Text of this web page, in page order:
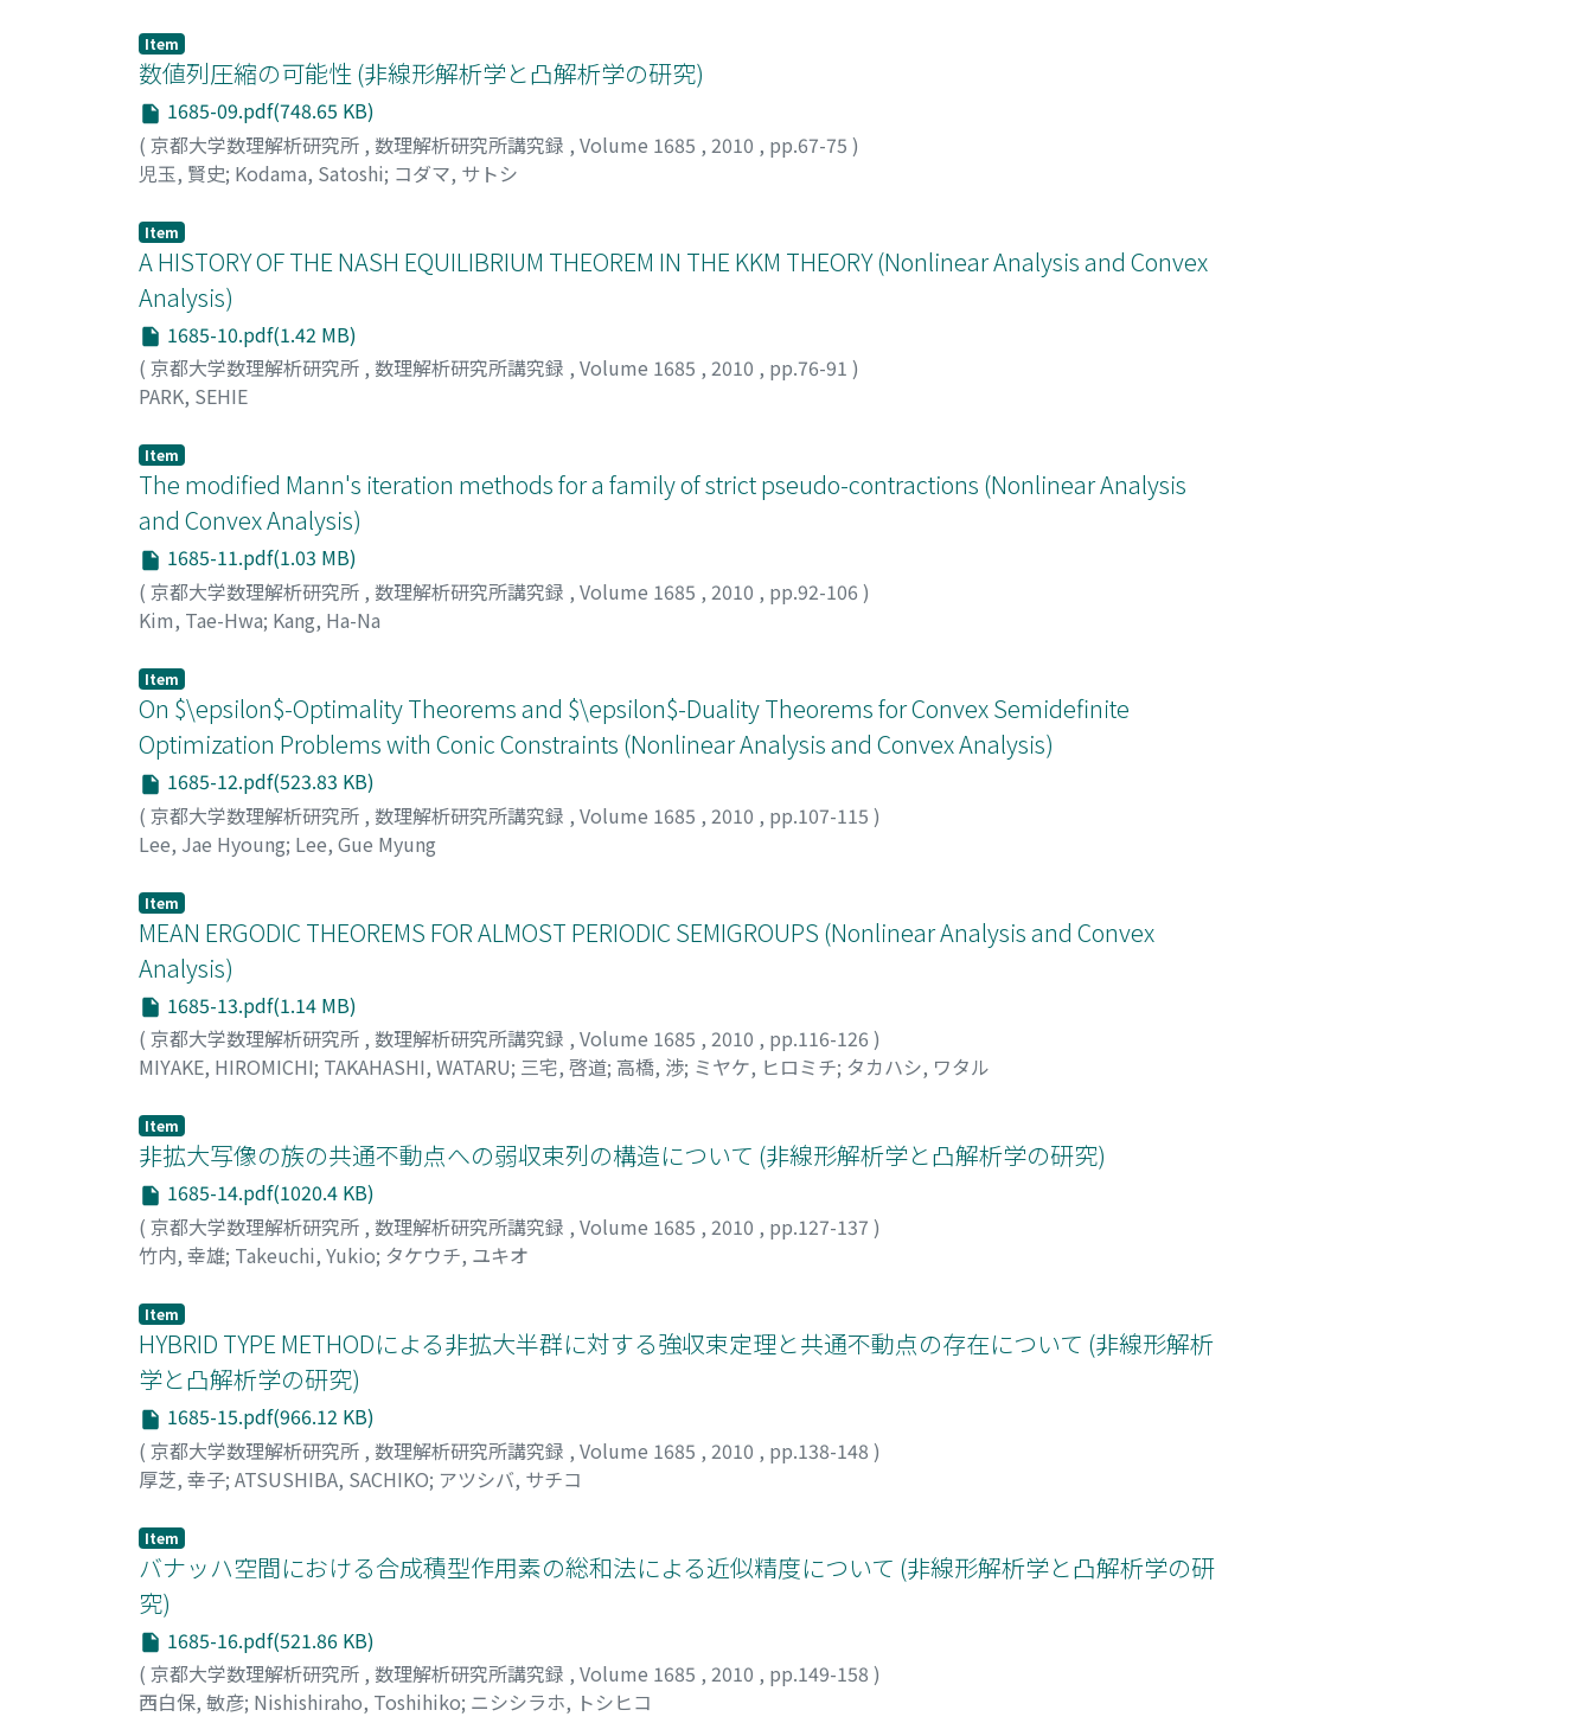
Item
数値列圧縮の可能性 (非線形解析学と凸解析学の研究)
1685-09.pdf(748.65 KB)
( 京都大学数理解析研究所 , 数理解析研究所講究録 , Volume 1685 , 2010 , pp.67-75 )
児玉, 賢史; Kodama, Satoshi; コダマ, サトシ
Item
A HISTORY OF THE NASH EQUILIBRIUM THEOREM IN THE KKM THEORY (Nonlinear Analysis and Convex
Analysis)
1685-10.pdf(1.42 MB)
( 京都大学数理解析研究所 , 数理解析研究所講究録 , Volume 1685 , 2010 , pp.76-91 )
PARK, SEHIE
Item
The modified Mann's iteration methods for a family of strict pseudo-contractions (Nonlinear Analysis
and Convex Analysis)
1685-11.pdf(1.03 MB)
( 京都大学数理解析研究所 , 数理解析研究所講究録 , Volume 1685 , 2010 , pp.92-106 )
Kim, Tae-Hwa; Kang, Ha-Na
Item
On $\epsilon$-Optimality Theorems and $\epsilon$-Duality Theorems for Convex Semidefinite
Optimization Problems with Conic Constraints (Nonlinear Analysis and Convex Analysis)
1685-12.pdf(523.83 KB)
( 京都大学数理解析研究所 , 数理解析研究所講究録 , Volume 1685 , 2010 , pp.107-115 )
Lee, Jae Hyoung; Lee, Gue Myung
Item
MEAN ERGODIC THEOREMS FOR ALMOST PERIODIC SEMIGROUPS (Nonlinear Analysis and Convex
Analysis)
1685-13.pdf(1.14 MB)
( 京都大学数理解析研究所 , 数理解析研究所講究録 , Volume 1685 , 2010 , pp.116-126 )
MIYAKE, HIROMICHI; TAKAHASHI, WATARU; 三宅, 啓道; 高橋, 渉; ミヤケ, ヒロミチ; タカハシ, ワタル
Item
非拡大写像の族の共通不動点への弱収束列の構造について (非線形解析学と凸解析学の研究)
1685-14.pdf(1020.4 KB)
( 京都大学数理解析研究所 , 数理解析研究所講究録 , Volume 1685 , 2010 , pp.127-137 )
竹内, 幸雄; Takeuchi, Yukio; タケウチ, ユキオ
Item
HYBRID TYPE METHODによる非拡大半群に対する強収束定理と共通不動点の存在について (非線形解析
学と凸解析学の研究)
1685-15.pdf(966.12 KB)
( 京都大学数理解析研究所 , 数理解析研究所講究録 , Volume 1685 , 2010 , pp.138-148 )
厚芝, 幸子; ATSUSHIBA, SACHIKO; アツシバ, サチコ
Item
バナッハ空間における合成積型作用素の総和法による近似精度について (非線形解析学と凸解析学の研
究)
1685-16.pdf(521.86 KB)
( 京都大学数理解析研究所 , 数理解析研究所講究録 , Volume 1685 , 2010 , pp.149-158 )
西白保, 敏彦; Nishishiraho, Toshihiko; ニシシラホ, トシヒコ